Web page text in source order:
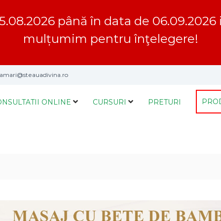
până în data de 06.09.2026
mulțumim pentru înţelegere!
ONLINE CURSURI PRETURI